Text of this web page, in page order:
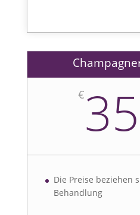
€
Die Preise beziehen
Behandlung